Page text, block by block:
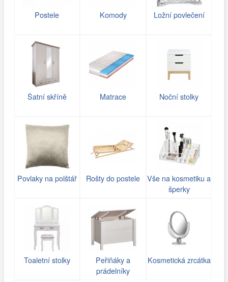
Postele Komody Ložní povlečení
Šatní skříně Matrace Noční stolky
Povlaky na polštář Rošty do postele
Vše na kosmetiku a
šperky
Toaletní stolky
Peřiňáky a
prádelníky
Kosmetická zrcátka